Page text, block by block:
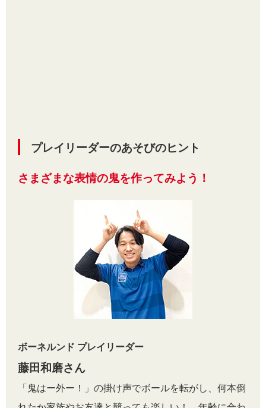
プレイリーダーのあそびのヒント
さまざまな表情の鬼を作ってみよう！
ボーネルンド プレイリーダー
藤田和磨さん
「鬼はー外ー！」の掛け声でボールを転がし、何本倒